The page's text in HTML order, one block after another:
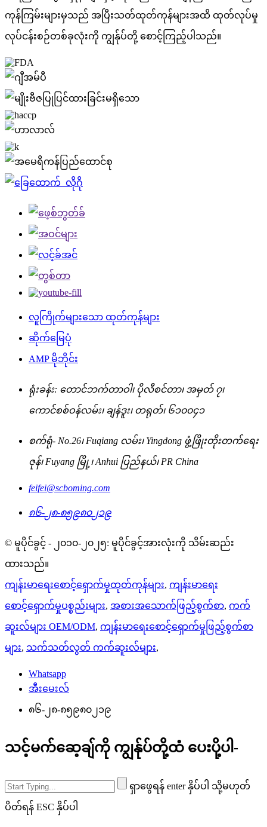
ကုန်ကြမ်းများမှသည် အပြီးသတ်ထုတ်ကုန်များအထိ ထုတ်လုပ်မှု
လုပ်ငန်းစဉ်တစ်ခုလုံးကို ကျွန်ုပ်တို့ စောင့်ကြည့်ပါသည်။
လူကြိုက်များသော ထုတ်ကုန်များ
ဆိုက်မြေပုံ
AMP မိုဘိုင်း
ရုံးခန်း: တောင်ဘက်တာဝါ၊ ပိုလီစင်တာ၊ အမှတ် ၇၊
ကောင်စစ်ဝန်လမ်း၊ ချန်ဒူး၊ တရုတ်၊ ၆၁၀၀၄၁
စက်ရုံ- No.26၊ Fuqiang လမ်း၊ Yingdong ဖွံ့ဖြိုးတိုးတက်ရေး
ဇုန်၊ Fuyang မြို့၊ Anhui ပြည်နယ်၊ PR China
feifei@scboming.com
၈၆-၂၈-၈၅၉၈၀၂၁၉
© မူပိုင်ခွင့် - ၂၀၁၀-၂၀၂၅: မူပိုင်ခွင့်အားလုံးကို သိမ်းဆည်း
ထားသည်။
ကျန်းမာရေးစောင့်ရှောက်မှုထုတ်ကုန်များ, ကျန်းမာရေး
စောင့်ရှောက်မှုပစ္စည်းများ, အစားအသောက်ဖြည့်စွက်စာ, ကက်
ဆူးလ်များ OEM/ODM, ကျန်းမာရေးစောင့်ရှောက်မှုဖြည့်စွက်စာ
များ, သက်သတ်လွတ် ကက်ဆူးလ်များ,
Whatsapp
အီးမေးလ်
၈၆-၂၈-၈၅၉၈၀၂၁၉
သင့်မက်ဆေ့ချ်ကို ကျွန်ုပ်တို့ထံ ပေးပို့ပါ-
ရှာဖွေရန် enter နှိပ်ပါ သို့မဟုတ်
ပိတ်ရန် ESC နှိပ်ပါ